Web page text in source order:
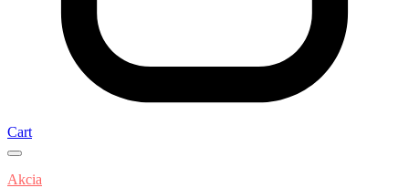
Cart
Akcia